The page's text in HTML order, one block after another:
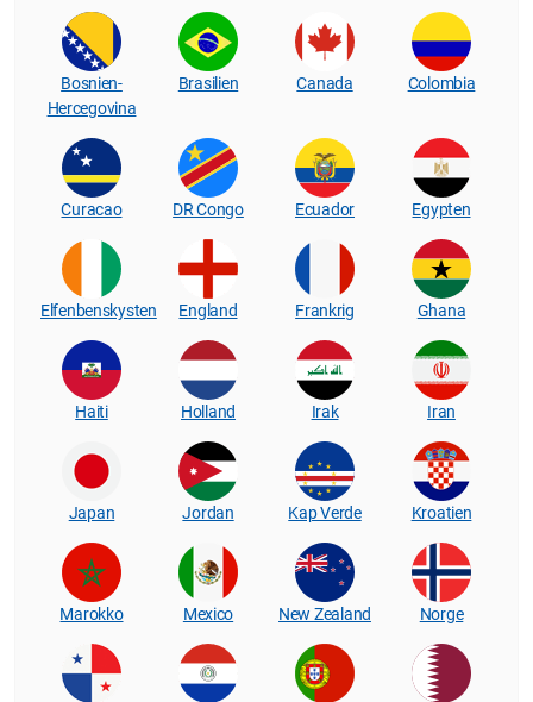
Bosnien-
Hercegovina
Brasilien Canada Colombia
Curacao DR Congo Ecuador Egypten
Elfenbenskysten England Frankrig Ghana
Haiti Holland Irak Iran
Japan Jordan Kap Verde Kroatien
Marokko Mexico New Zealand Norge